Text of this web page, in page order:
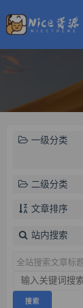
一级分类
二级分类
文章排序
站内搜索